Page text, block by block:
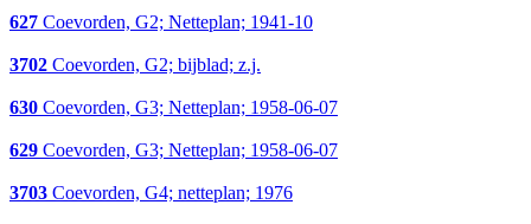
627 Coevorden, G2; Netteplan; 1941-10
3702 Coevorden, G2; bijblad; z.j.
630 Coevorden, G3; Netteplan; 1958-06-07
629 Coevorden, G3; Netteplan; 1958-06-07
3703 Coevorden, G4; netteplan; 1976